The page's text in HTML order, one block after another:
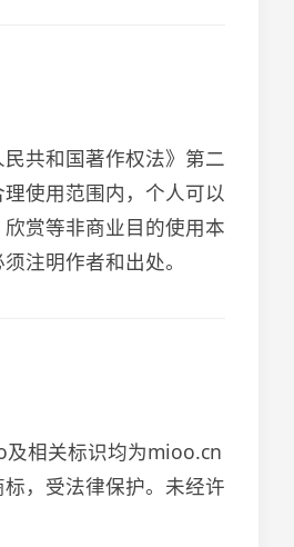
共和国著作权法》第二
使用范围内，个人可以
赏等非商业目的使用本
注明作者和出处。
相关标识均为mioo.cn
，受法律保护。未经许